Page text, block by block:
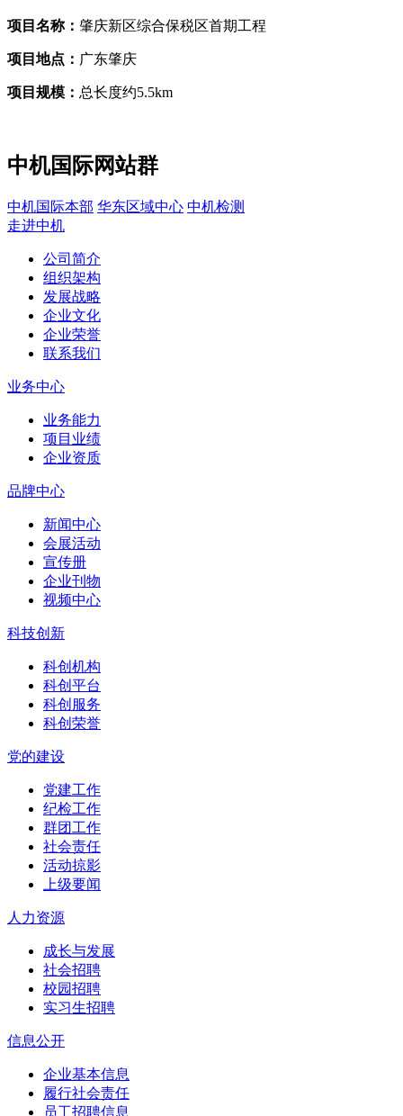
项目名称： 肇庆新区综合保税区首期工程
项目地点： 广东肇庆
项目规模： 总长度约5.5km
中机国际网站群
中机国际本部 华东区域中心 中机检测
走进中机
公司简介
组织架构
发展战略
企业文化
企业荣誉
联系我们
业务中心
业务能力
项目业绩
企业资质
品牌中心
新闻中心
会展活动
宣传册
企业刊物
视频中心
科技创新
科创机构
科创平台
科创服务
科创荣誉
党的建设
党建工作
纪检工作
群团工作
社会责任
活动掠影
上级要闻
人力资源
成长与发展
社会招聘
校园招聘
实习生招聘
信息公开
企业基本信息
履行社会责任
员工招聘信息